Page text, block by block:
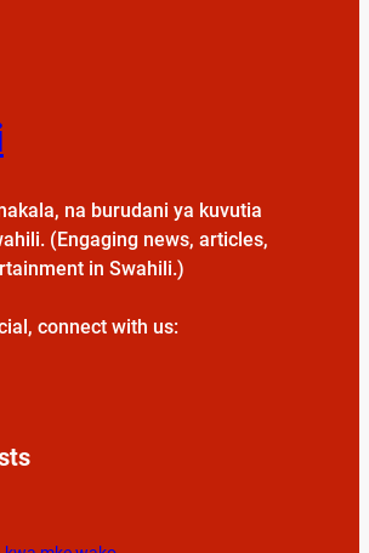
na burudani ya kuvutia
(Engaging news, articles,
in Swahili.)
connect with us: